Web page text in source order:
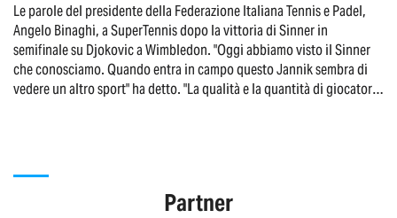
Le parole del presidente della Federazione Italiana Tennis e Padel,
Angelo Binaghi, a SuperTennis dopo la vittoria di Sinner in
semifinale su Djokovic a Wimbledon. "Oggi abbiamo visto il Sinner
che conosciamo. Quando entra in campo questo Jannik sembra di
vedere un altro sport" ha detto. "La qualità e la quantità di giocatori
Partner